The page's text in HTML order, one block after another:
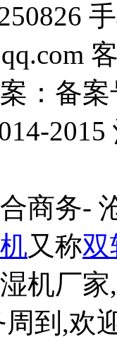
：备案
商务-
又称双
机厂
到,欢